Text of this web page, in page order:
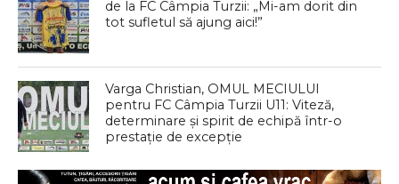
de la FC Câmpia Turzii: „Mi-am dorit din
tot sufletul să ajung aici!”
Varga Christian, OMUL MECIULUI
pentru FC Câmpia Turzii U11: Viteză,
determinare și spirit de echipă într-o
prestație de excepție